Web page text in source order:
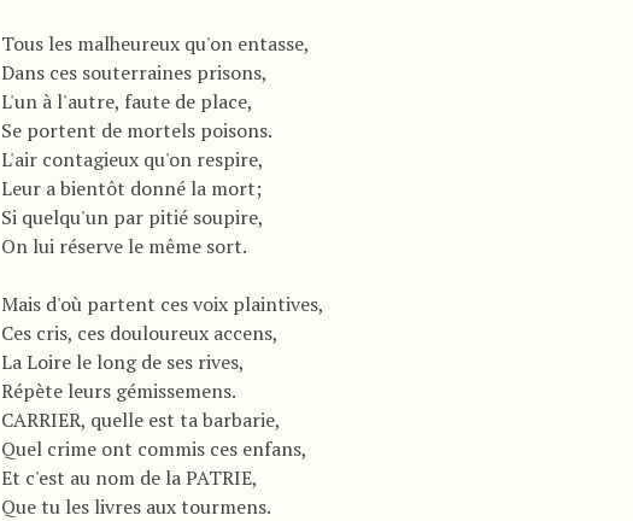
Tous les malheureux qu'on entasse,
Dans ces souterraines prisons,
L'un à l'autre, faute de place,
Se portent de mortels poisons.
L'air contagieux qu'on respire,
Leur a bientôt donné la mort;
Si quelqu'un par pitié soupire,
On lui réserve le même sort.
Mais d'où partent ces voix plaintives,
Ces cris, ces douloureux accens,
La Loire le long de ses rives,
Répète leurs gémissemens.
CARRIER, quelle est ta barbarie,
Quel crime ont commis ces enfans,
Et c'est au nom de la PATRIE,
Que tu les livres aux tourmens.